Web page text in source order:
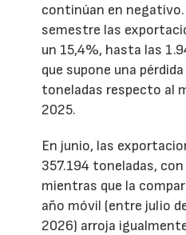
continúan en negativo.
semestre las
un 15,4%, hasta las
que supone una
toneladas respecto al
2025.
En junio, las
357.194 toneladas,
mientras que la
año móvil (entre julio
2026) arroja